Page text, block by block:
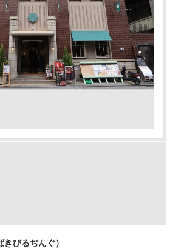
びるぢんぐ）